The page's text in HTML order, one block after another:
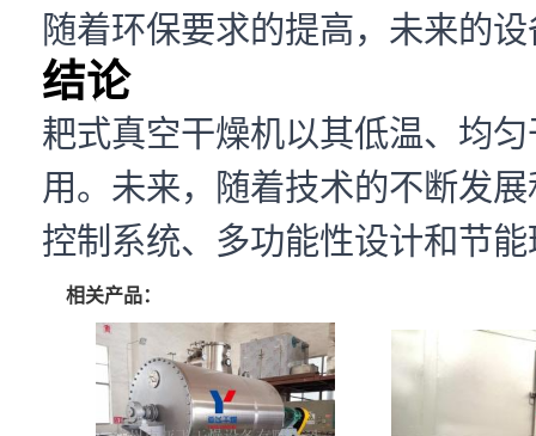
随着环保要求的提高，未来的
结论
耙式真空干燥机以其低温、均
用。未来，随着技术的不断发
控制系统、多功能性设计和节
相关产品：